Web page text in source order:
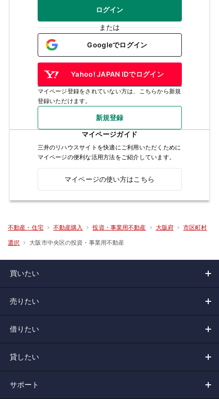
ログイン
または
Googleでログイン
Yahoo! JAPAN IDでログイン
マイページ登録をされていない方は、こちらから新規
登録いただけます。
新規登録
マイページガイド
三井のリハウスサイトを快適にご利用いただくために
マイページの便利な活用方法をご紹介しています。
マイページの使い方はこちら
不動産・住宅 不動産購入 投資・事業用不動産 大阪府 市区町村
選択 大阪市中央区の投資・事業用不動産
買いたい
売りたい
借りたい
貸したい
サポート